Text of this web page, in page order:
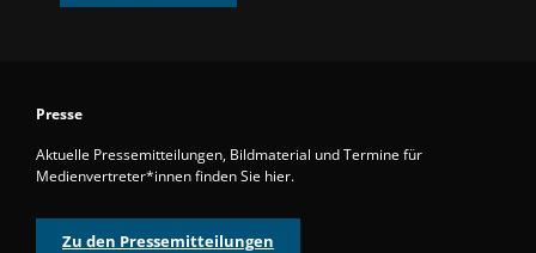
Presse
Aktuelle Pressemitteilungen, Bildmaterial und Termine für
Medienvertreter*innen finden Sie hier.
Zu den Pressemitteilungen